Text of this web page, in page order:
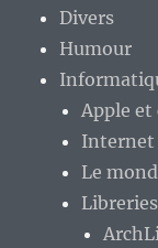
Divers
Humour
Apple et
Internet
Le
Libreries